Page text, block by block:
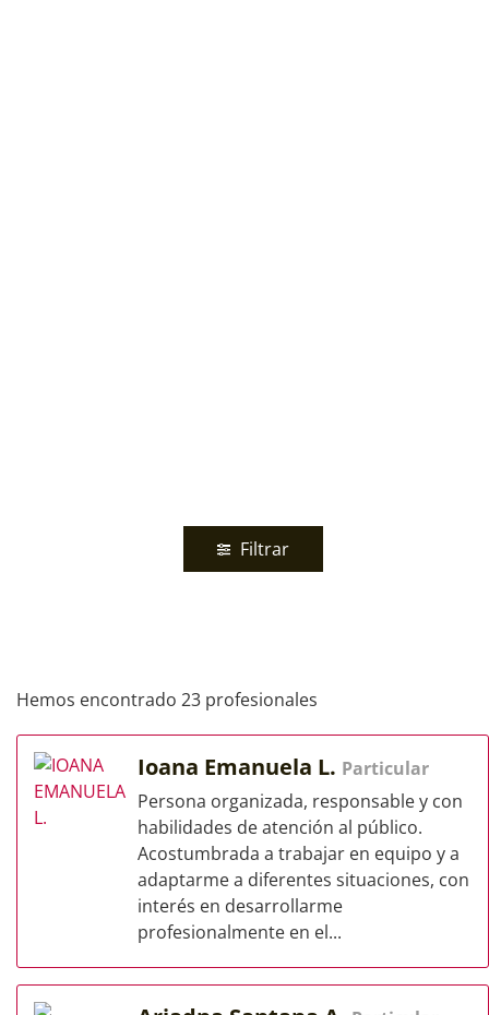
Filtrar
Hemos encontrado 23 profesionales
Ioana Emanuela L. Particular
Persona organizada, responsable y con
habilidades de atención al público.
Acostumbrada a trabajar en equipo y a
adaptarme a diferentes situaciones, con
interés en desarrollarme
profesionalmente en el...